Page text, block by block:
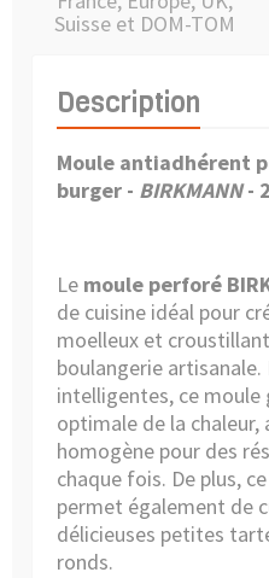
Suisse et DOM-TOM
Description
Moule antiadhérent
burger - BIRKMANN-
Le moule perforé
de cuisine idéal pour
moelleux et
boulangerie
intelligentes, ce
optimale de la chaleur,
homogène pour des
chaque fois. De plus,
permet également de
délicieuses petites
ronds.